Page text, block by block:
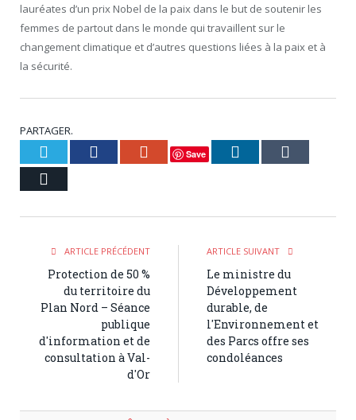
lauréates d’un prix Nobel de la paix dans le but de soutenir les
femmes de partout dans le monde qui travaillent sur le
changement climatique et d’autres questions liées à la paix et à
la sécurité.
PARTAGER.
Twitter Facebook Google+
Save LinkedIn
ARTICLE PRÉCÉDENT
Protection de 50 %
du territoire du
Plan Nord – Séance
publique
d'information et de
consultation à Val-
d'Or
ARTICLE SUIVANT
Le ministre du
Développement
durable, de
l'Environnement et
des Parcs offre ses
condoléances